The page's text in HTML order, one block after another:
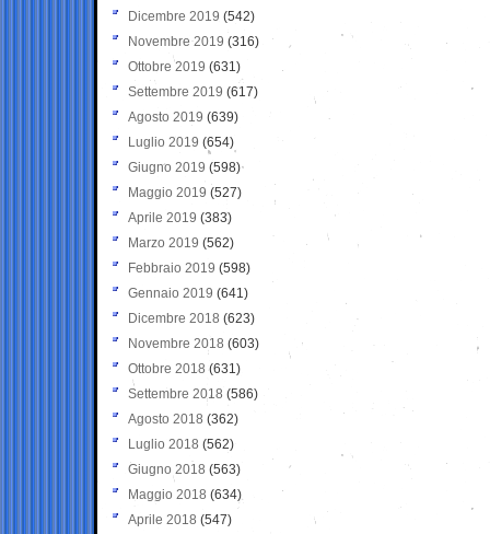
Dicembre 2019 (542)
Novembre 2019 (316)
Ottobre 2019 (631)
Settembre 2019 (617)
Agosto 2019 (639)
Luglio 2019 (654)
Giugno 2019 (598)
Maggio 2019 (527)
Aprile 2019 (383)
Marzo 2019 (562)
Febbraio 2019 (598)
Gennaio 2019 (641)
Dicembre 2018 (623)
Novembre 2018 (603)
Ottobre 2018 (631)
Settembre 2018 (586)
Agosto 2018 (362)
Luglio 2018 (562)
Giugno 2018 (563)
Maggio 2018 (634)
Aprile 2018 (547)